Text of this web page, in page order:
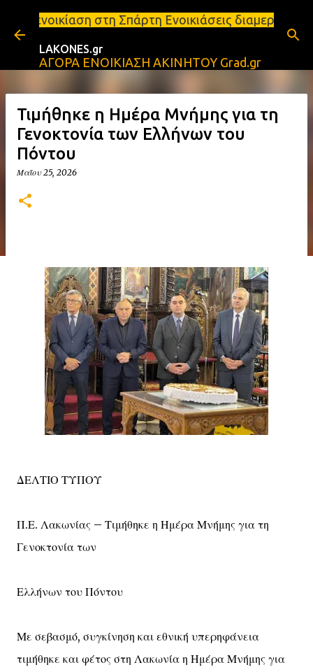
Μετάβαση στο κύριο περιεχόμενο
στη Σπάρτη Ενοικιάσεις διαμερισμάτων
LAKONES.gr
ΑΓΟΡΑ ΕΝΟΙΚΙΑΣΗ ΑΚΙΝΗΤΟΥ Grad.gr
Τιμήθηκε η Ημέρα Μνήμης για τη
Γενοκτονία των Ελλήνων του
Πόντου
Μαΐου 25, 2026
ΔΕΛΤΙΟ ΤΥΠΟΥ
Π.Ε. Λακωνίας – Τιμήθηκε η Ημέρα Μνήμης για τη
Γενοκτονία των
Ελλήνων του Πόντου
Με σεβασμό, συγκίνηση και εθνική υπερηφάνεια
τιμήθηκε και φέτος στη Λακωνία η Ημέρα Μνήμης για